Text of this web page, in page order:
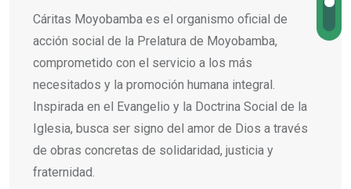
Cáritas Moyobamba es el organismo oficial de
acción social de la Prelatura de Moyobamba,
comprometido con el servicio a los más
necesitados y la promoción humana integral.
Inspirada en el Evangelio y la Doctrina Social de la
Iglesia, busca ser signo del amor de Dios a través
de obras concretas de solidaridad, justicia y
fraternidad.